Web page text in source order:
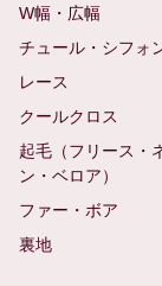
W幅・広幅
チュール・シフォ
レース
クールクロス
起毛（フリース・
ン・ベロア）
ファー・ボア
裏地